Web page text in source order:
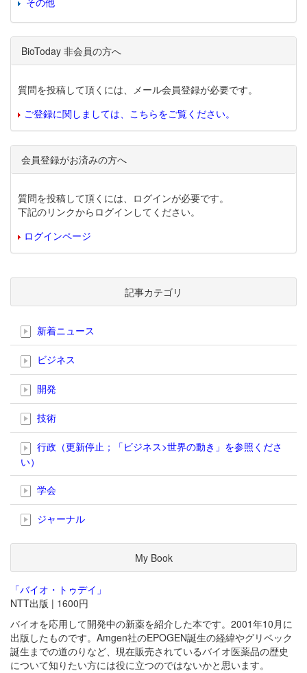
BioToday 非会員の方へ
質問を投稿して頂くには、メール会員登録が必要です。
ご登録に関しましては、こちらをご覧ください。
会員登録がお済みの方へ
質問を投稿して頂くには、ログインが必要です。
下記のリンクからログインしてください。
ログインページ
記事カテゴリ
新着ニュース
ビジネス
開発
技術
行政（更新停止；「ビジネス>世界の動き」を参照くださ
い）
学会
ジャーナル
My Book
「バイオ・トゥデイ」
NTT出版 | 1600円
バイオを応用して開発中の新薬を紹介した本です。2001年10月に
出版したものです。Amgen社のEPOGEN誕生の経緯やグリベック
誕生までの道のりなど、現在販売されているバイオ医薬品の歴史
について知りたい方には役に立つのではないかと思います。